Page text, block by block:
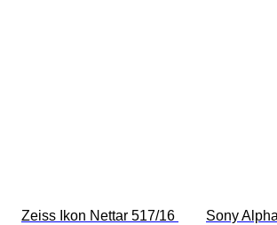
Zeiss Ikon Nettar 517/16
Sony